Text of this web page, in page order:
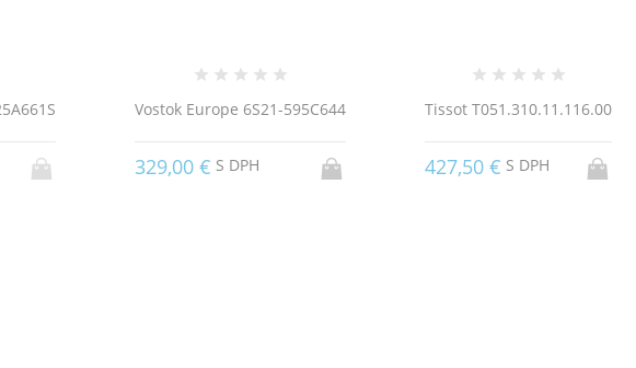
Vostok Europe 6S21-595C644
329,00 € S DPH
Tissot T051.310.11.116.00
427,50 € S DPH